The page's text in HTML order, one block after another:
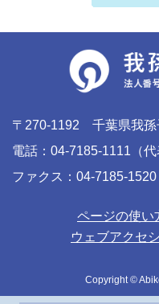
〒270-1192 千葉県我孫
電話：04-7185-1111（代
ファクス：04-7185-1520
ページの使い
ウェブアクセ
Copyright ©